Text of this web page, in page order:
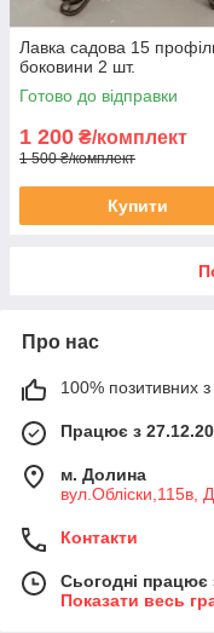
Лавка садова 15
боковини 2 шт.
Готово до відправки
1 200 ₴/комплект
1 500 ₴/комплект
Купити
Про нас
100% позитивних з
Працює з
м. Долина
вул.Обліски,115в,
Контакти
Сьогодні працює
Показати весь